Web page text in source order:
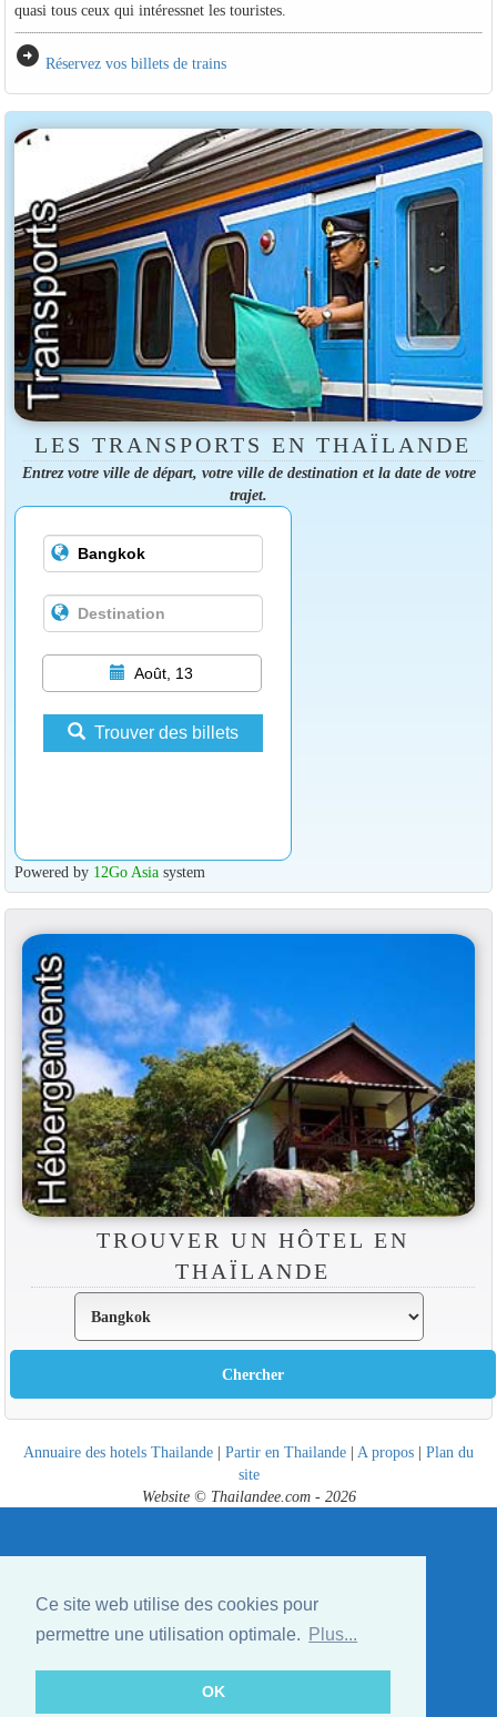
Ce site web utilise des cookies pour
permettre une utilisation optimale.
Plus...
OK
quasi tous ceux qui intéressnet les touristes.
arrow_circle_right Réservez vos billets de trains
LES TRANSPORTS EN THAÏLANDE
Entrez votre ville de départ, votre ville de destination et la date de votre
trajet.
Août, 13
Trouver des billets
Powered by 12Go Asiasystem
TROUVER UN HÔTEL EN
THAÏLANDE
Annuaire des hotels Thailande | Partir en Thailande | A propos | Plan du
site
Website © Thailandee.com - 2026